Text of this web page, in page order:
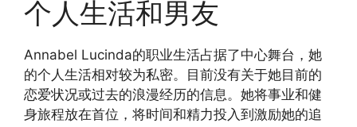
个人生活和男友
Annabel Lucinda的职业生活占据了中心舞台，她
的个人生活相对较为私密。目前没有关于她目前的
恋爱状况或过去的浪漫经历的信息。她将事业和健
身旅程放在首位，将时间和精力投入到激励她的追